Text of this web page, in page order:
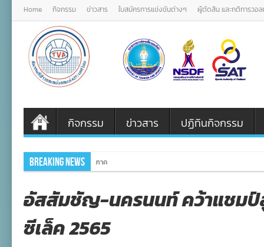
Home กิจกรรม ข่าวสาร ใบสมัครการแข่งขันต่างๆ ผู้ตัดสิน และกติการวอ
กิจกรรม ข่าวสาร ปฏิทินกิจกรรม
Breaking News ภาครัฐ ภาคเอกชนรวมพลังเครือข่ายจัดงานเ
อัสสัมชัญ-นครนนท์ คว้าแชมป์
ซีเล็ค 2565